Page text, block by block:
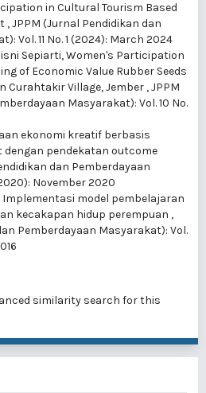
in Cultural Tourism Based
,JPPM (Jurnal Pendidikan dan
Vol. 11 No. 1 (2024): March 2024
Sepiarti,Women's Participation
of Economic Value Rubber Seeds
Curahtakir Village, Jember ,JPPM
Masyarakat): Vol. 10 No.
ekonomi kreatif berbasis
pendekatan outcome
dan Pemberdayaan
November 2020
Implementasi model pembelajaran
kecakapan hidup perempuan ,
Pemberdayaan Masyarakat): Vol.
similarity search for this